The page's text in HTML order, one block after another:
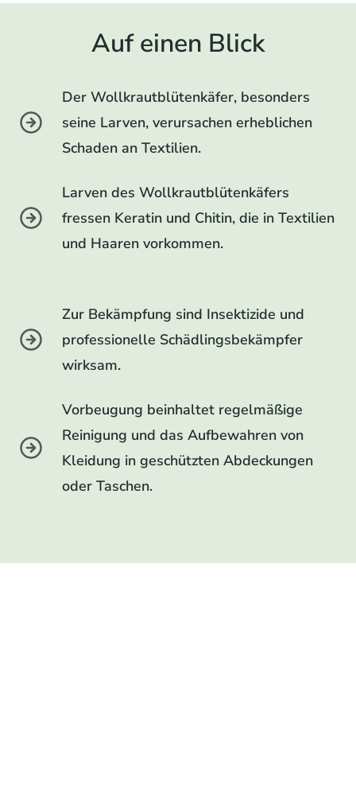
Auf einen Blick
Der Wollkrautblütenkäfer, besonders
seine Larven, verursachen erheblichen
Schaden an Textilien.
Larven des Wollkrautblütenkäfers
fressen Keratin und Chitin, die in Textilien
und Haaren vorkommen.
Zur Bekämpfung sind Insektizide und
professionelle Schädlingsbekämpfer
wirksam.
Vorbeugung beinhaltet regelmäßige
Reinigung und das Aufbewahren von
Kleidung in geschützten Abdeckungen
oder Taschen.